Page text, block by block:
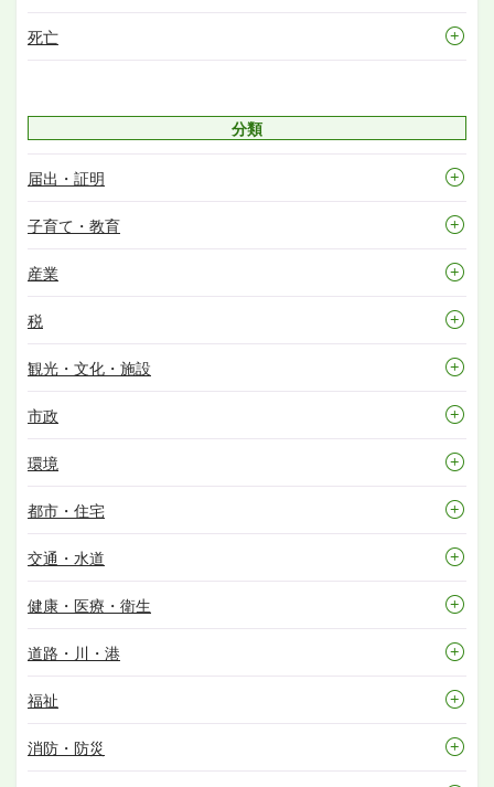
死亡
分類
届出・証明
子育て・教育
産業
税
観光・文化・施設
市政
環境
都市・住宅
交通・水道
健康・医療・衛生
道路・川・港
福祉
消防・防災